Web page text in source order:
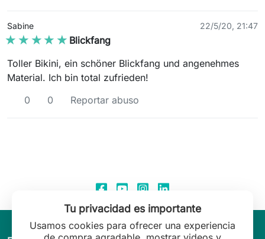
Sabine 22/5/20, 21:47
★★★★★
★★★★★ Blickfang
Toller Bikini, ein schöner Blickfang und angenehmes
Material. Ich bin total zufrieden!
0
0 Reportar abuso
Tu privacidad es importante
Usamos cookies para ofrecer una experiencia